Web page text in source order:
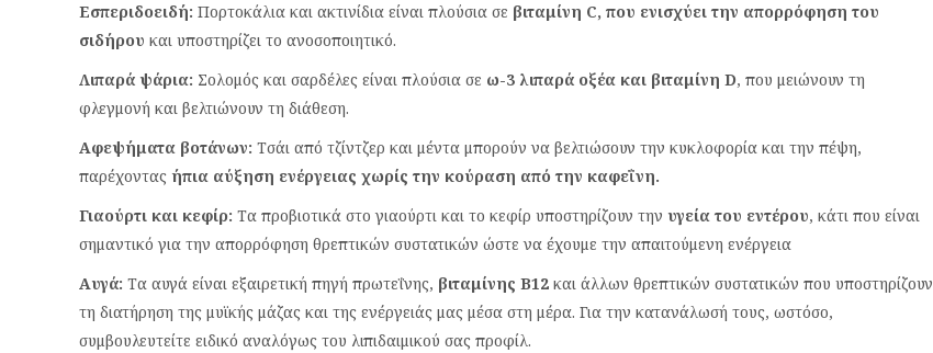
Εσπεριδοειδή: Πορτοκάλια και ακτινίδια είναι πλούσια σε βιταμίνη C, που ενισχύει την απορρόφηση του
σιδήρου και υποστηρίζει το ανοσοποιητικό.
Λιπαρά ψάρια: Σολομός και σαρδέλες είναι πλούσια σε ω-3 λιπαρά οξέα και βιταμίνη D, που μειώνουν τη
φλεγμονή και βελτιώνουν τη διάθεση.
Αφεψήματα βοτάνων: Τσάι από τζίντζερ και μέντα μπορούν να βελτιώσουν την κυκλοφορία και την πέψη,
παρέχοντας ήπια αύξηση ενέργειας χωρίς την κούραση από την καφεΐνη.
Γιαούρτι και κεφίρ: Τα προβιοτικά στο γιαούρτι και το κεφίρ υποστηρίζουν την υγεία του εντέρου, κάτι που είναι
σημαντικό για την απορρόφηση θρεπτικών συστατικών ώστε να έχουμε την απαιτούμενη ενέργεια
Αυγά: Τα αυγά είναι εξαιρετική πηγή πρωτεΐνης, βιταμίνης B12 και άλλων θρεπτικών συστατικών που υποστηρίζουν
τη διατήρηση της μυϊκής μάζας και της ενέργειάς μας μέσα στη μέρα. Για την κατανάλωσή τους, ωστόσο,
συμβουλευτείτε ειδικό αναλόγως του λιπιδαιμικού σας προφίλ.